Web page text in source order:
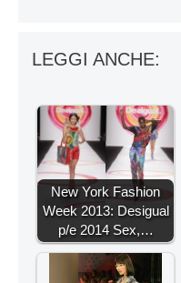
LEGGI ANCHE:
New York Fashion
Week 2013: Desigual
p/e 2014 Sex,…